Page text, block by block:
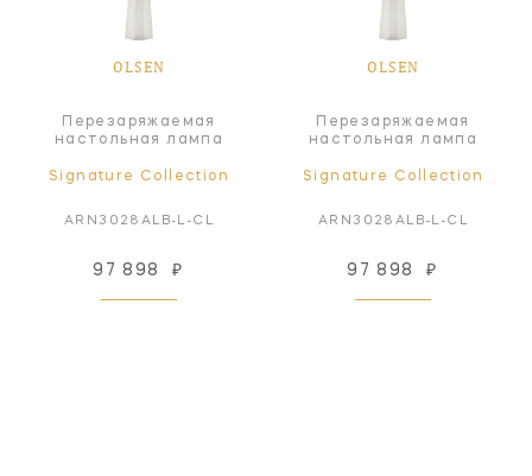
OLSEN
Перезаряжаемая
настольная лампа
Signature Collection
ARN3028ALB-L-CL
97 898 ₽
OLSEN
Перезаряжаемая
настольная лампа
Signature Collection
ARN3028ALB-L-CL
97 898 ₽